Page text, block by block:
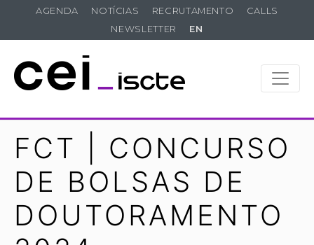
AGENDA NOTÍCIAS RECRUTAMENTO
CALLS
NEWSLETTER
EN
FCT | CONCURSO
DE BOLSAS DE
DOUTORAMENTO